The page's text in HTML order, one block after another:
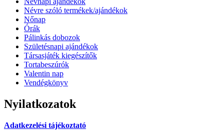
Névre szóló termékek/ajándékok
Nőnap
Órák
Pálinkás dobozok
Születésnapi ajándékok
Társasjáték kiegészítők
Tortabeszúrók
Valentin nap
Vendégkönyv
Nyilatkozatok
Adatkezelési tájékoztató